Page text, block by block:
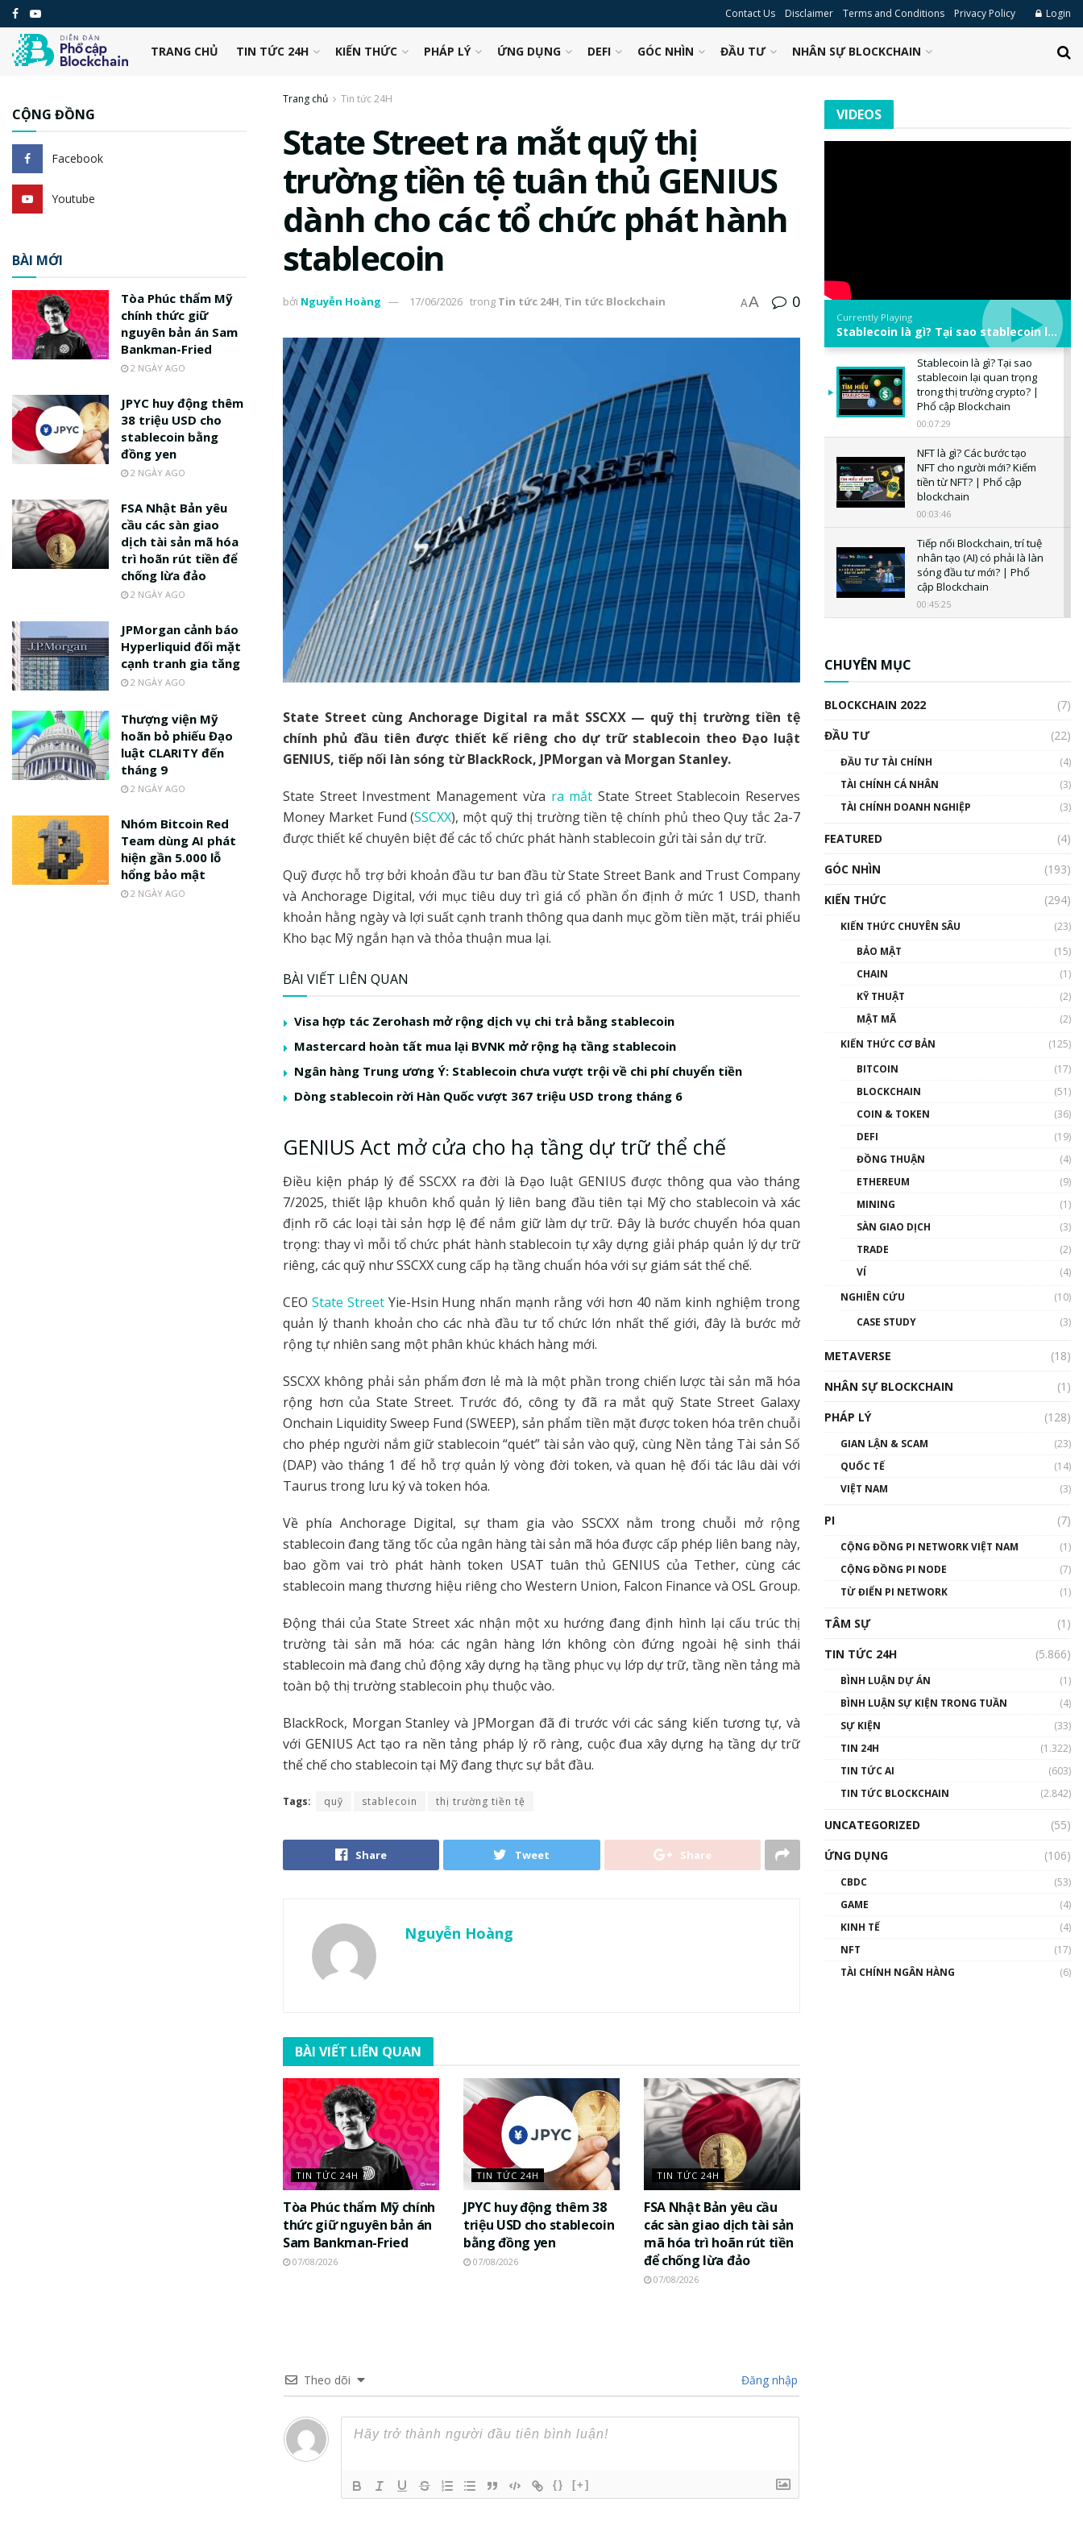
Contact Us Disclaimer Terms and Conditions Privacy Policy Login
TRANG CHỦ TIN TỨC 24H KIẾN THỨC PHÁP LÝ ỨNG DỤNG DEFI GÓC NHÌN ĐẦU TƯ NHÂN SỰ BLOCKCHAIN
Trang chủ Tin tức 24H
State Street ra mắt quỹ thị
trường tiền tệ tuân thủ GENIUS
dành cho các tổ chức phát hành
stablecoin
bởi Nguyễn Hoàng 17/06/2026 trong Tin tức 24H, Tin tức Blockchain AA 0
State Street cùng Anchorage Digital ra mắt SSCXX — quỹ thị trường tiền tệ
chính phủ đầu tiên được thiết kế riêng cho dự trữ stablecoin theo Đạo luật
GENIUS, tiếp nối làn sóng từ BlackRock, JPMorgan và Morgan Stanley.
State Street Investment Management vừa ra mắt State Street Stablecoin Reserves
Money Market Fund (SSCXX), một quỹ thị trường tiền tệ chính phủ theo Quy tắc 2a-7
được thiết kế chuyên biệt để các tổ chức phát hành stablecoin gửi tài sản dự trữ.
Quỹ được hỗ trợ bởi khoản đầu tư ban đầu từ State Street Bank and Trust Company
và Anchorage Digital, với mục tiêu duy trì giá cổ phần ổn định ở mức 1 USD, thanh
khoản hằng ngày và lợi suất cạnh tranh thông qua danh mục gồm tiền mặt, trái phiếu
Kho bạc Mỹ ngắn hạn và thỏa thuận mua lại.
BÀI VIẾT LIÊN QUAN
Visa hợp tác Zerohash mở rộng dịch vụ chi trả bằng stablecoin
Mastercard hoàn tất mua lại BVNK mở rộng hạ tầng stablecoin
Ngân hàng Trung ương Ý: Stablecoin chưa vượt trội về chi phí chuyển tiền
Dòng stablecoin rời Hàn Quốc vượt 367 triệu USD trong tháng 6
GENIUS Act mở cửa cho hạ tầng dự trữ thể chế
Điều kiện pháp lý để SSCXX ra đời là Đạo luật GENIUS được thông qua vào tháng
7/2025, thiết lập khuôn khổ quản lý liên bang đầu tiên tại Mỹ cho stablecoin và xác
định rõ các loại tài sản hợp lệ để nắm giữ làm dự trữ. Đây là bước chuyển hóa quan
trọng: thay vì mỗi tổ chức phát hành stablecoin tự xây dựng giải pháp quản lý dự trữ
riêng, các quỹ như SSCXX cung cấp hạ tầng chuẩn hóa với sự giám sát thể chế.
CEO State StreetYie-Hsin Hung nhấn mạnh rằng với hơn 40 năm kinh nghiệm trong
quản lý thanh khoản cho các nhà đầu tư tổ chức lớn nhất thế giới, đây là bước mở
rộng tự nhiên sang một phân khúc khách hàng mới.
SSCXX không phải sản phẩm đơn lẻ mà là một phần trong chiến lược tài sản mã hóa
rộng hơn của State Street. Trước đó, công ty đã ra mắt quỹ State Street Galaxy
Onchain Liquidity Sweep Fund (SWEEP), sản phẩm tiền mặt được token hóa trên chuỗi
cho phép người nắm giữ stablecoin “quét” tài sản vào quỹ, cùng Nền tảng Tài sản Số
(DAP) vào tháng 1 để hỗ trợ quản lý vòng đời token, và quan hệ đối tác lâu dài với
Taurus trong lưu ký và token hóa.
Về phía Anchorage Digital, sự tham gia vào SSCXX nằm trong chuỗi mở rộng
stablecoin đang tăng tốc của ngân hàng tài sản mã hóa được cấp phép liên bang này,
bao gồm vai trò phát hành token USAT tuân thủ GENIUS của Tether, cùng các
stablecoin mang thương hiệu riêng cho Western Union, Falcon Finance và OSL Group.
Động thái của State Street xác nhận một xu hướng đang định hình lại cấu trúc thị
trường tài sản mã hóa: các ngân hàng lớn không còn đứng ngoài hệ sinh thái
stablecoin mà đang chủ động xây dựng hạ tầng phục vụ lớp dự trữ, tầng nền tảng mà
toàn bộ thị trường stablecoin phụ thuộc vào.
BlackRock, Morgan Stanley và JPMorgan đã đi trước với các sáng kiến tương tự, và
với GENIUS Act tạo ra nền tảng pháp lý rõ ràng, cuộc đua xây dựng hạ tầng dự trữ
thể chế cho stablecoin tại Mỹ đang thực sự bắt đầu.
Tags: quỹ stablecoin thị trường tiền tệ
Share Tweet Share
Nguyễn Hoàng
BÀI VIẾT LIÊN QUAN
TIN TỨC 24H
Tòa Phúc thẩm Mỹ chính
thức giữ nguyên bản án
Sam Bankman-Fried
07/08/2026
TIN TỨC 24H
JPYC huy động thêm 38
triệu USD cho stablecoin
bằng đồng yen
07/08/2026
TIN TỨC 24H
FSA Nhật Bản yêu cầu
các sàn giao dịch tài sản
mã hóa trì hoãn rút tiền
để chống lừa đảo
07/08/2026
Theo dõi Đăng nhập
{} [+]
CỘNG ĐỒNG
Facebook
Youtube
BÀI MỚI
Tòa Phúc thẩm Mỹ
chính thức giữ
nguyên bản án Sam
Bankman-Fried
2 NGÀY AGO
JPYC huy động thêm
38 triệu USD cho
stablecoin bằng
đồng yen
2 NGÀY AGO
FSA Nhật Bản yêu
cầu các sàn giao
dịch tài sản mã hóa
trì hoãn rút tiền để
chống lừa đảo
2 NGÀY AGO
JPMorgan cảnh báo
Hyperliquid đối mặt
cạnh tranh gia tăng
2 NGÀY AGO
Thượng viện Mỹ
hoãn bỏ phiếu Đạo
luật CLARITY đến
tháng 9
2 NGÀY AGO
Nhóm Bitcoin Red
Team dùng AI phát
hiện gần 5.000 lỗ
hổng bảo mật
2 NGÀY AGO
VIDEOS
Currently Playing
Stablecoin là gì? Tại sao stablecoin lại quan trọng trong thị trường crypto? | Phổ cập Blockchain
Stablecoin là gì? Tại sao
stablecoin lại quan trọng
trong thị trường crypto? |
Phổ cập Blockchain
00:07:29
NFT là gì? Các bước tạo
NFT cho người mới? Kiếm
tiền từ NFT? | Phổ cập
blockchain
00:03:46
Tiếp nối Blockchain, trí tuệ
nhân tạo (AI) có phải là làn
sóng đầu tư mới? | Phổ
cập Blockchain
00:45:25
uptrend trong năm 2023? |
Phổ cập Blockchain
00:02:14
Nhìn lại năm 2022: Những
nhân vật ảnh hưởng nhất
hệ sinh thái tiền mã hoá |
Blockchain
Nhân sự tương lại ngành
Blockchain Việt Nam | Phổ
cập Blockchain
Blockchain đang được ứng
01:34:46
01:32:59
Talkshow17: Mùa đông
Crypto – Chiếc khăn gió ấm
01:49:30
Talkshow 14: MemeCoin –
CHUYÊN MỤC
BLOCKCHAIN 2022
(7)
ĐẦU TƯ
(22)
ĐẦU TƯ TÀI CHÍNH
(4)
TÀI CHÍNH CÁ NHÂN
(3)
TÀI CHÍNH DOANH NGHIỆP
(3)
FEATURED
(4)
GÓC NHÌN
(193)
KIẾN THỨC
(294)
KIẾN THỨC CHUYÊN SÂU
(23)
BẢO MẬT
(15)
CHAIN
(1)
KỸ THUẬT
(2)
MẬT MÃ
(2)
KIẾN THỨC CƠ BẢN
(125)
BITCOIN
(17)
BLOCKCHAIN
(51)
COIN & TOKEN
(36)
DEFI
(19)
ĐỒNG THUẬN
(4)
ETHEREUM
(9)
MINING
(1)
SÀN GIAO DỊCH
(3)
TRADE
(2)
VÍ
(4)
NGHIÊN CỨU
(10)
CASE STUDY
(3)
METAVERSE
(18)
NHÂN SỰ BLOCKCHAIN
(1)
PHÁP LÝ
(128)
GIAN LẬN & SCAM
(23)
QUỐC TẾ
(14)
VIỆT NAM
(3)
PI (7)
CỘNG ĐỒNG PI NETWORK VIỆT NAM
(1)
CỘNG ĐỒNG PI NODE
(7)
TỪ ĐIỂN PI NETWORK
(1)
TÂM SỰ
(1)
TIN TỨC 24H
(5.866)
BÌNH LUẬN DỰ ÁN
(1)
BÌNH LUẬN SỰ KIỆN TRONG TUẦN
(4)
SỰ KIỆN
(33)
TIN 24H
(1.322)
TIN TỨC AI
(603)
TIN TỨC BLOCKCHAIN
(2.842)
UNCATEGORIZED
(55)
ỨNG DỤNG
(106)
CBDC
(53)
GAME
(4)
KINH TẾ
(4)
NFT
(17)
TÀI CHÍNH NGÂN HÀNG
(6)